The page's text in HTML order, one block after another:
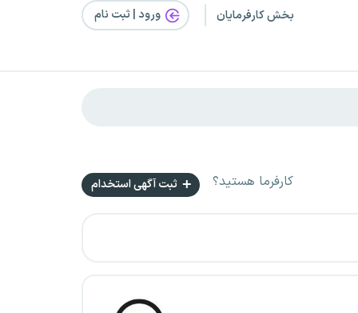
بخش کارفرمایان ورود | ثبت‌ نام
کارفرما هستید؟ ثبت آگهی استخدام